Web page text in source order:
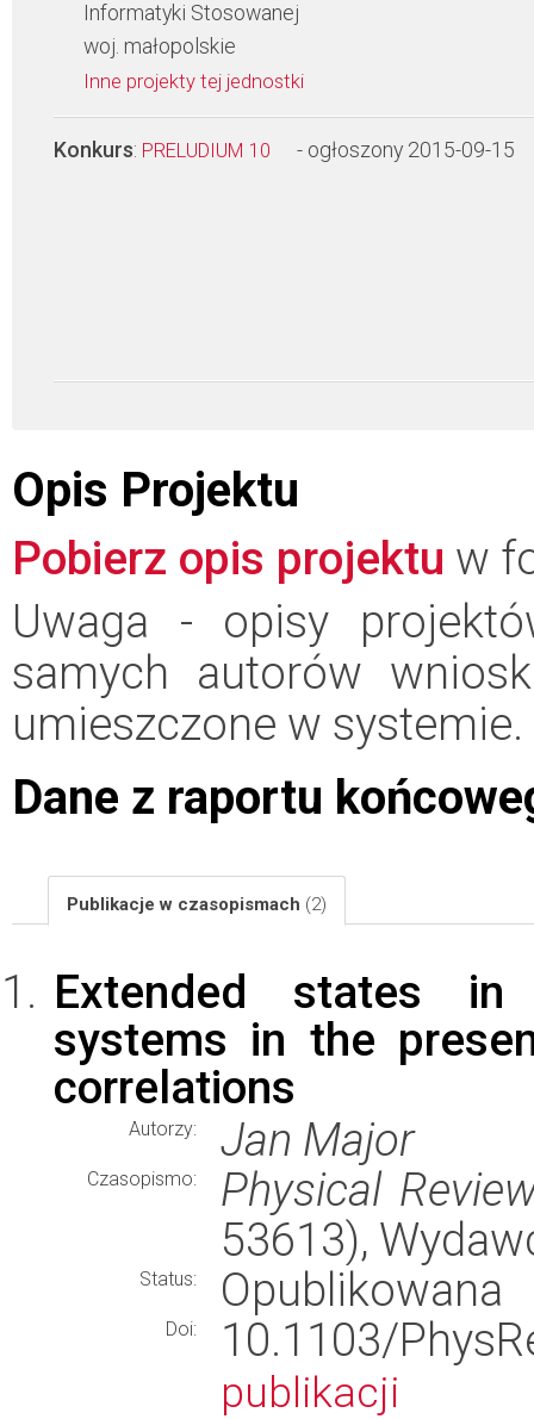
Informatyki Stosowanej
woj. małopolskie
Inne projekty tej jednostki
Konkurs: PRELUDIUM 10 - ogłoszony 2015-09-15
Opis Projektu
Pobierz opis projektu w
Uwaga - opisy
samych autorów
umieszczone w systemie.
Dane z raportu
Publikacje w czasopismach (2)
Extended states in
systems in the
correlations
Autorzy: Jan Major
Czasopismo:
Physical
53613),
Status: Opublikowana
Doi: 10.1103/
publikacji